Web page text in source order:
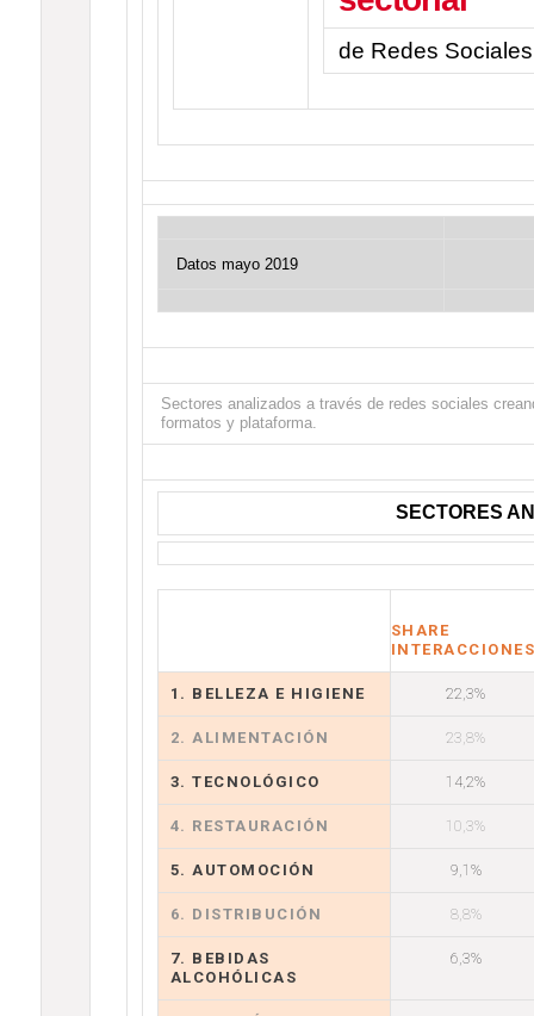
de Redes Sociales
Datos mayo 2019
Sectores analizados a través de redes sociales
formatos y plataforma.
SECTORES
SHARE
1. BELLEZA E HIGIENE 22,3%
2. ALIMENTACIÓN 23,8%
3. TECNOLÓGICO 14,2%
4. RESTAURACIÓN 10,3%
5. AUTOMOCIÓN 9,1%
6. DISTRIBUCIÓN 8,8%
7. BEBIDAS
ALCOHÓLICAS
6,3%